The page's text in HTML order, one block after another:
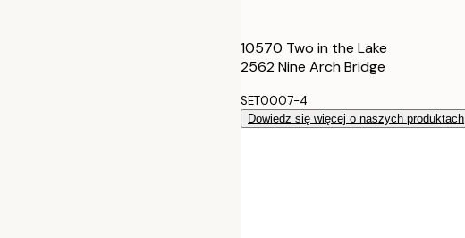
10570 Two in the Lake
2562 Nine Arch Bridge
SET0007-4
Dowiedz się więcej o naszych produktach